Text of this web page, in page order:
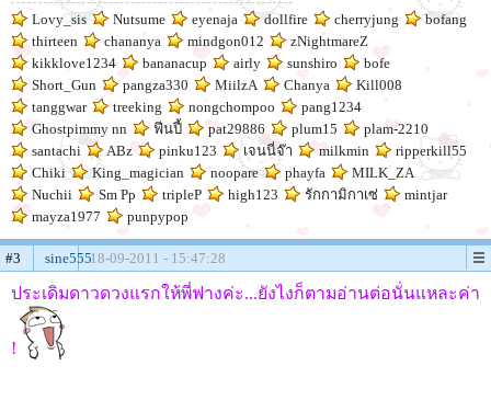
Lovy_sis
Nutsume eyenaja dollfire cherryjung
bofang
thirteen
chananya mindgon012
zNightmareZ
kikklove1234
bananacup airly sunshiro
bofe
Short_Gun
pangza330 MiilzA Chanya
Kill008
tanggwar
treeking nongchompoo
pang1234
Ghostpimmy nn
ฟีนปี้ pat29886 plum15
plam-2210
santachi
ABz pinku123 เจนนี่จ๊า milkmin
ripperkill55
Chiki
King_magician noopare phayfa
MILK_ZA
Nuchii
Sm Pp tripleP high123 รักกามิกาเซ่
mintjar
mayza1977
punpypop
#3 sine55518-09-2011 - 15:47:28
ประเดิมดาวดวงแรกให้พี่ฟางค่ะ...ยังไงก็ตามอ่านต่อนั่นแหละค่า
!